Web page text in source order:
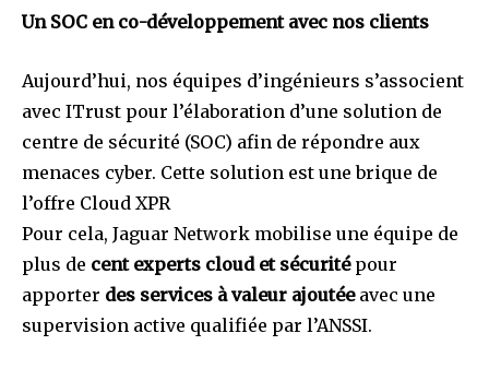
Un SOC en co-développement avec nos clients
Aujourd’hui, nos équipes d’ingénieurs s’associent
avec ITrust pour l’élaboration d’une solution de
centre de sécurité (SOC) afin de répondre aux
menaces cyber. Cette solution est une brique de
l’offre Cloud XPR
Pour cela, Jaguar Network mobilise une équipe de
plus de cent experts cloud et sécuritépour
apporter des services à valeur ajoutée avec une
supervision active qualifiée par l’ANSSI.